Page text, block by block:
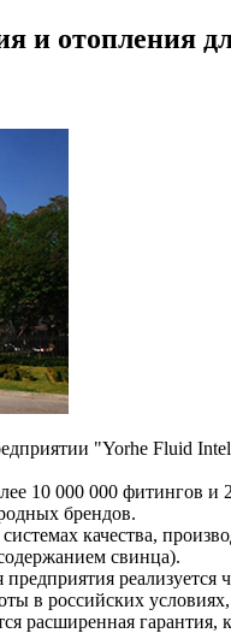
и отопления
"Yorhe Fluid
10 000 000 фитингов
брендов.
качества,
свинца).
в российских
расширенная